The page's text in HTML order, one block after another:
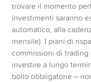
trovare il momento
investimenti saranno
automatico, alla
mensile). I piani di
commissioni di
investire a lungo
bollo obbligatorie –